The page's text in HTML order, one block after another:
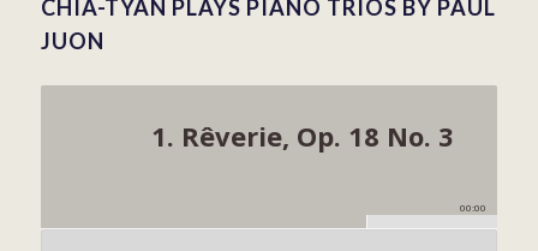
CHIA-TYAN PLAYS PIANO TRIOS BY PAUL
JUON
1. Rêverie, Op. 18 No. 3
00:00